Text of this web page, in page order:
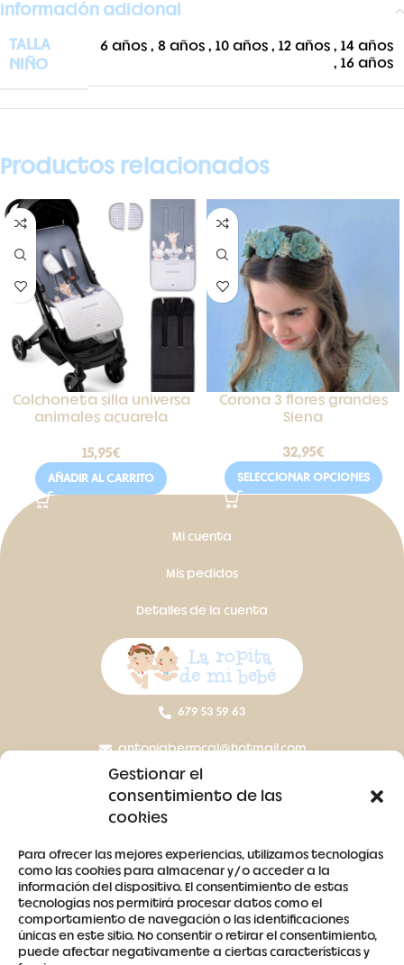
Gestionar el
consentimiento de las
cookies
Para ofrecer las mejores experiencias, utilizamos tecnologías
como las cookies para almacenar y/o acceder a la
información del dispositivo. El consentimiento de estas
tecnologías nos permitirá procesar datos como el
comportamiento de navegación o las identificaciones
únicas en este sitio. No consentir o retirar el consentimiento,
puede afectar negativamente a ciertas características y
Información adicional
TALLA
NIÑO
6 años , 8 años , 10 años , 12 años , 14 años
, 16 años
Productos relacionados
Colchoneta silla universa
animales acuarela
15,95€
AÑADIR AL CARRITO
Corona 3 flores grandes
Siena
32,95€
SELECCIONAR OPCIONES
Mi cuenta
Mis pedidos
Detalles de la cuenta
679 53 59 63
antoniaberrocal@hotmail.com
Contacto